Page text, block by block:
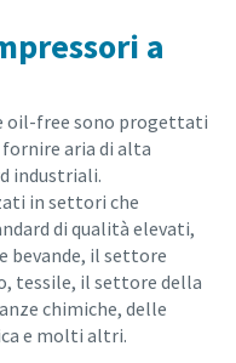
a
oil-free sono progettati
aria di alta
industriali.
in settori che
di qualità elevati,
bevande, il settore
tessile, il settore della
chimiche, delle
e molti altri.